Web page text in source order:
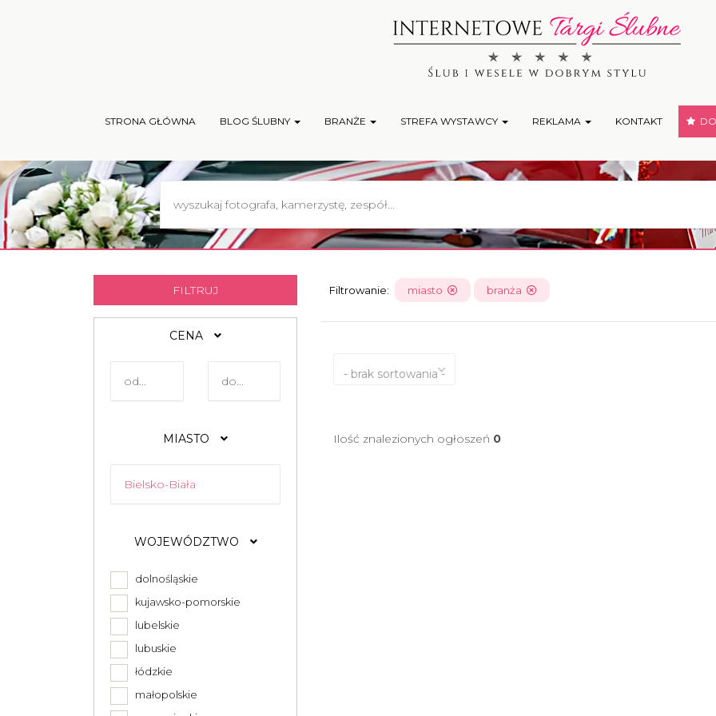
STRONA GŁÓWNA BLOG ŚLUBNY BRANŻE STREFA WYSTAWCY REKLAMA KONTAKT
FILTRUJ
CENA
MIASTO
WOJEWÓDZTWO
dolnośląskie
kujawsko-pomorskie
lubelskie
lubuskie
łódzkie
małopolskie
Filtrowanie: miasto branża
- brak sortowania -
Ilość znalezionych ogłoszeń 0